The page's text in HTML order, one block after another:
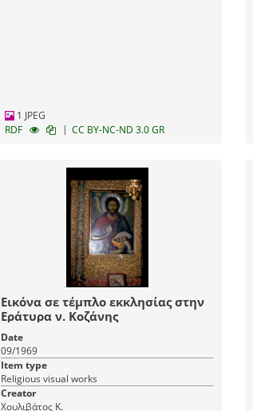
1 JPEG
RDF
| CC BY-NC-ND 3.0 GR
Εικόνα σε τέμπλο εκκλησίας στην
Εράτυρα ν. Κοζάνης
Date
09/1969
Item type
Religious visual works
Creator
Χουλιβάτος Κ.